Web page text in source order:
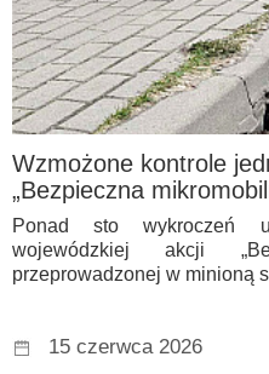
Wzmożone kontrole
„Bezpieczna
Ponad sto wykroczeń
wojewódzkiej akcji
przeprowadzonej w minioną
15 czerwca 2026